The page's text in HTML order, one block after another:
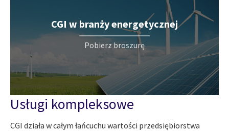
CGI w branży energetycznej
Pobierz broszurę
Usługi kompleksowe
CGI działa w całym łańcuchu wartości przedsiębiorstwa